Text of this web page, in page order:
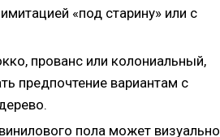
«под старину» или с
прованс или колониальный,
предпочтение вариантам с
пола может визуально